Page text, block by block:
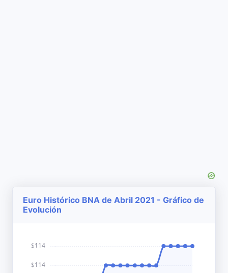
Euro Histórico BNA de Abril 2021 - Gráfico de
Evolución